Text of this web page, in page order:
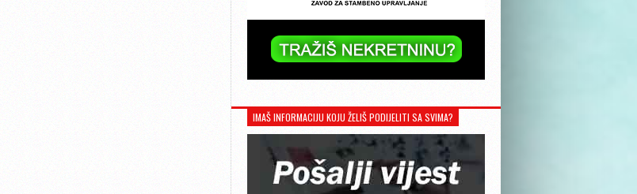
IMAŠ INFORMACIJU KOJU ŽELIŠ PODIJELITI SA SVIMA?